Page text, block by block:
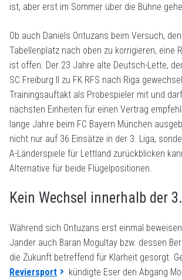
ist, aber erst im Sommer über die Bühne
Ob auch Daniels Ontuzans beim Versuch,
Tabellenplatz nach oben zu korrigieren, eine
ist offen. Der 23 Jahre alte Deutsch-Lette,
SC Freiburg II zu FK RFS nach Riga
Trainingsauftakt als Probespieler mit und
nächsten Einheiten für einen Vertrag
lange Jahre beim FC Bayern München
nicht nur auf 36 Einsätze in der 3. Liga,
A-Länderspiele für Lettland zurückblicken
Alternative für beide Flügelpositionen.
Kein Wechsel innerhalb der
Während sich Ontuzans erst einmal
Jander auch Baran Mogultay bzw. dessen
die Zukunft betreffend für Klarheit gesorgt.
Reviersport
kündigte Eser den Abgang